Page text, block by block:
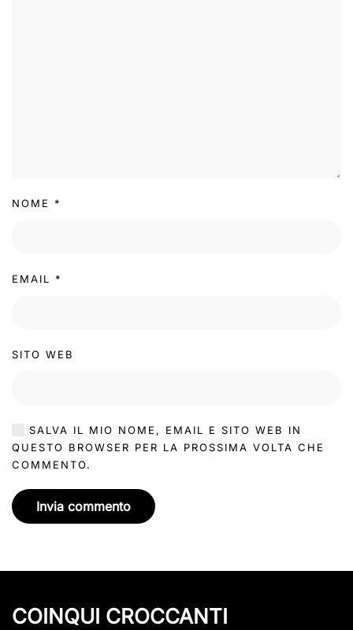
NOME *
EMAIL *
SITO WEB
SALVA IL MIO NOME, EMAIL E SITO WEB IN
QUESTO BROWSER PER LA PROSSIMA VOLTA CHE
COMMENTO.
Invia commento
COINQUI CROCCANTI